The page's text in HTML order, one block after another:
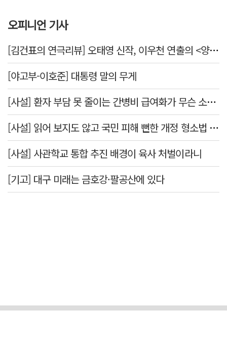
오피니언 기사
[김건표의 연극리뷰] 오태영 신작, 이우천 연출의 <양은 양순하다>"국민을 온순한 양으로 길들이는 전체주의적 정치의 알레고리"
[야고부-이호준] 대통령 말의 무게
[사설] 환자 부담 못 줄이는 간병비 급여화가 무슨 소용인가
[사설] 읽어 보지도 않고 국민 피해 뻔한 개정 형소법 공포한 대통령
[사설] 사관학교 통합 추진 배경이 육사 처벌이라니
[기고] 대구 미래는 금호강·팔공산에 있다